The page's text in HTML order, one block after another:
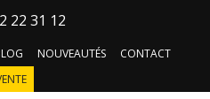
22 31 12
NOUVEAUTÉS
CONTACT